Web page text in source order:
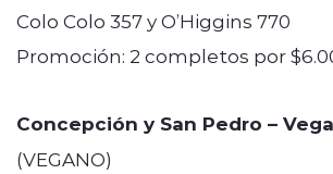
Colo Colo 357 y O’Higgins 770
Promoción: 2 completos por
Concepción y San Pedro –
(VEGANO)